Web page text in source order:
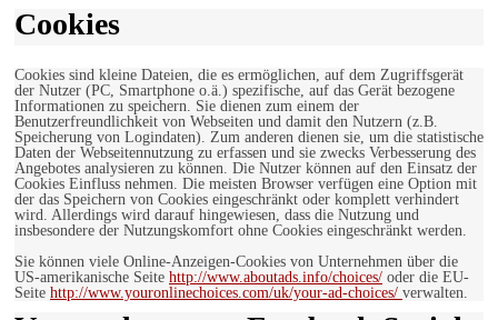
Cookies
Cookies sind kleine Dateien, die es ermöglichen, auf dem Zugriffsgerät
der Nutzer (PC, Smartphone o.ä.) spezifische, auf das Gerät bezogene
Informationen zu speichern. Sie dienen zum einem der
Benutzerfreundlichkeit von Webseiten und damit den Nutzern (z.B.
Speicherung von Logindaten). Zum anderen dienen sie, um die statistische
Daten der Webseitennutzung zu erfassen und sie zwecks Verbesserung des
Angebotes analysieren zu können. Die Nutzer können auf den Einsatz der
Cookies Einfluss nehmen. Die meisten Browser verfügen eine Option mit
der das Speichern von Cookies eingeschränkt oder komplett verhindert
wird. Allerdings wird darauf hingewiesen, dass die Nutzung und
insbesondere der Nutzungskomfort ohne Cookies eingeschränkt werden.
Sie können viele Online-Anzeigen-Cookies von Unternehmen über die
US-amerikanische Seite http://www.aboutads.info/choices/ oder die EU-
Seite http://www.youronlinechoices.com/uk/your-ad-choices/ verwalten.